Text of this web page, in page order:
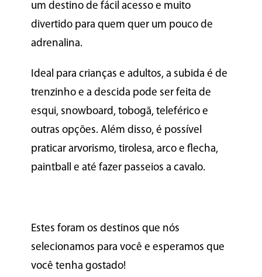
um destino de fácil acesso e muito
divertido para quem quer um pouco de
adrenalina.
Ideal para crianças e adultos, a subida é de
trenzinho e a descida pode ser feita de
esqui, snowboard, tobogã, teleférico e
outras opções. Além disso, é possível
praticar arvorismo, tirolesa, arco e flecha,
paintball e até fazer passeios a cavalo.
Estes foram os destinos que nós
selecionamos para você e esperamos que
você tenha gostado!